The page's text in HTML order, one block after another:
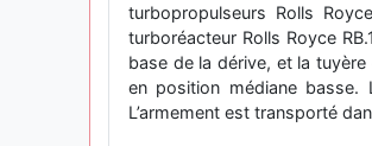
turbopropulseurs Rolls
turboréacteur Rolls Royce
base de la dérive, et la
en position médiane basse.
L’armement est transporté